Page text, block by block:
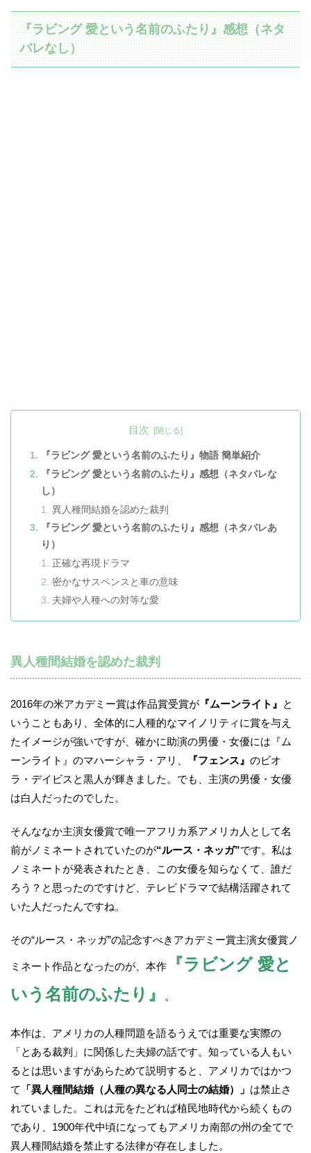
『ラビング 愛という名前のふたり』感想（ネタ
バレなし）
目次
『ラビング 愛という名前のふたり』物語 簡単紹介
『ラビング 愛という名前のふたり』感想（ネタバレな
し）
異人種間結婚を認めた裁判
『ラビング 愛という名前のふたり』感想（ネタバレあ
り）
正確な再現ドラマ
密かなサスペンスと車の意味
夫婦や人種への対等な愛
異人種間結婚を認めた裁判
2016年の米アカデミー賞は作品賞受賞が 『ムーンライト』 と
いうこともあり、全体的に人種的なマイノリティに賞を与え
たイメージが強いですが、確かに助演の男優・女優には『ム
ーンライト』のマハーシャラ・アリ、
『フェンス』 のビオ
ラ・デイビスと黒人が輝きました。でも、主演の男優・女優
は白人だったのでした。
そんななか主演女優賞で唯一アフリカ系アメリカ人として名
前がノミネートされていたのが“ルース・ネッガ”です。私は
ノミネートが発表されたとき、この女優を知らなくて、誰だ
ろう？と思ったのですけど、テレビドラマで結構活躍されて
いた人だったんですね。
その“ルース・ネッガ”の記念すべきアカデミー賞主演女優賞ノ
ミネート作品となったのが、本作
『ラビング 愛と
いう名前のふたり』
。
本作は、アメリカの人種問題を語るうえでは重要な実際の
「とある裁判」に関係した夫婦の話です。知っている人もい
るとは思いますがあらためて説明すると、アメリカではかつ
て
「異人種間結婚（人種の異なる人同士の結婚）」 は禁止さ
れていました。これは元をたどれば植民地時代から続くもの
であり、1900年代中頃になってもアメリカ南部の州の全てで
異人種間結婚を禁止する法律が存在しました。